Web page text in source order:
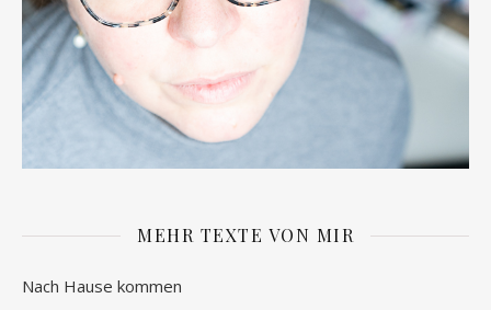
MEHR TEXTE VON MIR
Nach Hause kommen